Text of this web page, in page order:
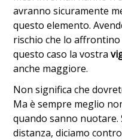
avranno sicuramente
questo elemento.
rischio che lo
questo caso la vostra
anche maggiore.
Non significa che
Ma è sempre meglio
quando sanno nuotare.
distanza, diciamo